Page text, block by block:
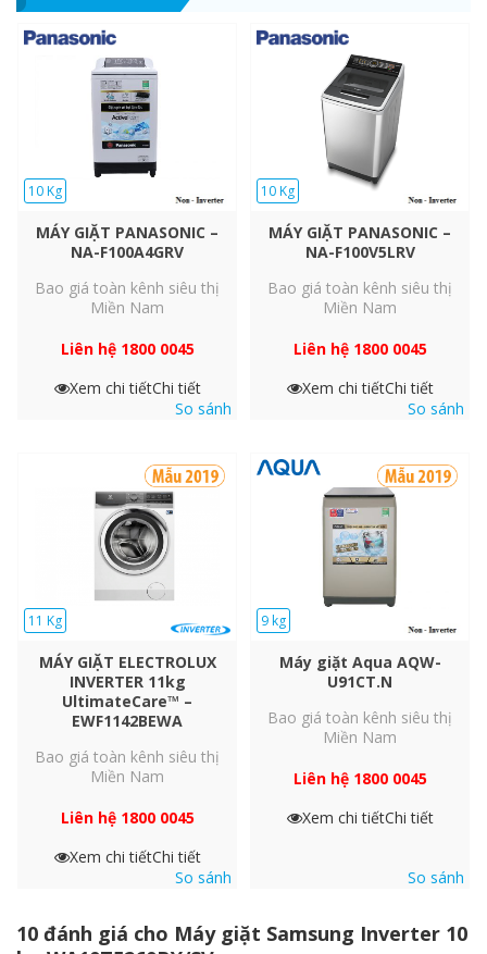
ngáy hay dị ứng.
Dispenser.
Giặt Sạch Sâu Hiệu Quả
Chế Độ Giặt Kỹ Intensive Wash
Chế độ Intensive Wash có thể được sử dụng trong bất kỳ quy
trình giặt nào.* Nhanh chóng hòa tan bột giặt và giúp nước
thẩm thấu sâu vào vải, nhằm loại bỏ hiệu quả các vết bẩn cứng
đầu như trà, rượu hoặc mỹ phẩm.
*Có sẵn trong tất cả các quy trình , trừ Quick Cycle và Delicate
Cycle.
10 Kg
MÁY GIẶT PANASONIC –
NA-F100A4GRV
Bao giá toàn kênh siêu thị
Miền Nam
Liên hệ 1800 0045
Xem chi tiếtChi tiết
So sánh
10 Kg
MÁY GIẶT PANASONIC –
NA-F100V5LRV
Bao giá toàn kênh siêu thị
Miền Nam
Liên hệ 1800 0045
Xem chi tiếtChi tiết
So sánh
11 Kg
MÁY GIẶT ELECTROLUX
INVERTER 11kg
UltimateCare™ –
EWF1142BEWA
Bao giá toàn kênh siêu thị
Miền Nam
Liên hệ 1800 0045
Xem chi tiếtChi tiết
So sánh
9 kg
Máy giặt Aqua AQW-
U91CT.N
Bao giá toàn kênh siêu thị
Miền Nam
Liên hệ 1800 0045
Xem chi tiếtChi tiết
So sánh
10 đánh giá cho Máy giặt Samsung Inverter 10